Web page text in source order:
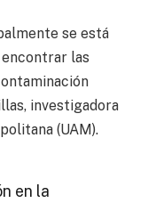
se está
encontrar las
investigadora
(UAM).
en la